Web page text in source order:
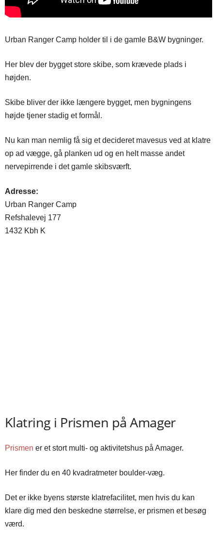
Urban Ranger Camp holder til i de gamle B&W bygninger.
Her blev der bygget store skibe, som krævede plads i
højden.
Skibe bliver der ikke længere bygget, men bygningens
højde tjener stadig et formål.
Nu kan man nemlig få sig et decideret mavesus ved at klatre
op ad vægge, gå planken ud og en helt masse andet
nervepirrende i det gamle skibsværft.
Adresse:
Urban Ranger Camp
Refshalevej 177
1432 Kbh K
Klatring i Prismen på Amager
Prismen er et stort multi- og aktivitetshus på Amager.
Her finder du en 40 kvadratmeter boulder-væg.
Det er ikke byens største klatrefacilitet, men hvis du kan
klare dig med den beskedne størrelse, er prismen et besøg
værd.